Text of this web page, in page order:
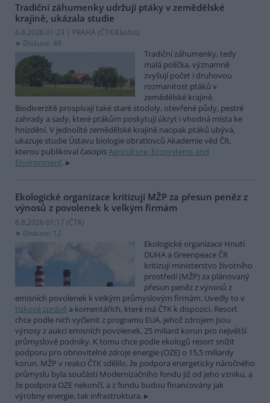
Tradiční záhumenky udržují ptáky v zemědělské
krajině, ukázala studie
6.8.2026 01:23 | PRAHA (ČTK/Ekolist)
Diskuse: 48
Tradiční záhumenky, tedy
malá políčka, významně
zvyšují počet i druhovou
rozmanitost ptáků v
zemědělské krajině.
Biodiverzitě prospívají také staré stodoly, otevřené půdy, pestré
zahrady a sady, které ptákům poskytují úkryt i vhodná místa ke
hnízdění. V jednolité zemědělské krajině naopak ptáků ubývá,
ukazuje studie Ústavu biologie obratlovců Akademie věd ČR,
kterou publikoval časopisAgriculture, Ecosystems and
Environment.
Ekologické organizace kritizují MŽP za přesun peněz z
výnosů z povolenek k velkým firmám
6.8.2026 01:17 (ČTK)
Diskuse: 12
Ekologické organizace Hnutí
DUHA a Greenpeace ČR
kritizují ministerstvo životního
prostředí (MŽP) za plánovaný
přesun peněz z výnosů z
emisních povolenek k velkým průmyslovým firmám. Uvedly to v
tiskové zprávě a komentářích, které má ČTK k dispozici. Resort
chce podle nich vyčlenit z programu EUA, jehož zdrojem jsou
výnosy z aukcí emisních povolenek, 25 miliard korun pro největší
průmyslové podniky. K tomu chce podle ekologů resort snížit
podporu pro obnovitelné zdroje energie (OZE) o 15,5 miliardy
korun. MŽP v reakci ČTK sdělilo, že podpora energeticky náročného
průmyslu byla součástí Modernizačního fondu již od jeho vzniku, a
že podpora OZE nekončí, a z fondu budou financovány jak
výrobny energie, tak infrastruktura.